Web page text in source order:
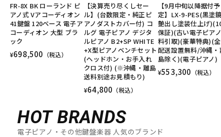
FR-8X BK ローランド ピ
アノ式 Vアコーディオン
41鍵盤 120ベース 電子ア
コーディオン 大型 ブラ
ック
¥698,500 （税込）
【決算売り尽くしセー
ル】(台数限定・純正ピ
アノダストカバー付) コ
ルグ 電子ピアノ デジタ
ルピアノ B2+SP WHITE
+X型ピアノベンチセット
(ヘッドホン・お手入れ
クロス付) (※沖縄・離島
送料別途お見積もり)
¥64,800 （税込）
【9月中旬以降据付予
定】LX-9-PES(黒塗
艶出し塗装仕上げ
保証)(古い電子ピア
料引取)(豪華特典)(
配送設置無料/沖縄・
島除く)(電子ピアノ)
¥553,300 （税込）
HOT BRANDS
電子ピアノ・その他鍵盤楽器 人気のブランド